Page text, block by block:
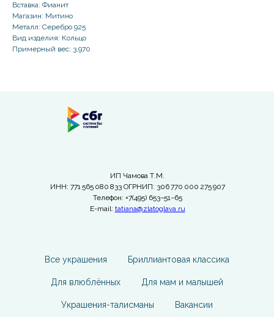
Вставка: Фианит
Магазин: Митино
Металл: Серебро 925
Вид изделия: Кольцо
Примерный вес: 3,970
ИП Чамова Т.М.
ИНН: 771 565 080 833 ОГРНИП: 306 770 000 275 907
Телефон: +7(495) 653−51−65
E-mail: tatiana@zlatoglava.ru
Все украшения Бриллиантовая классика
Для влюблённых Для мам и малышей
Украшения-талисманы Вакансии